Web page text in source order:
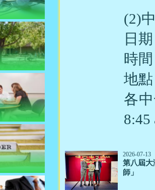
(2)
日
時
地
各
8:45
2026-07-13
第八屆大
師」